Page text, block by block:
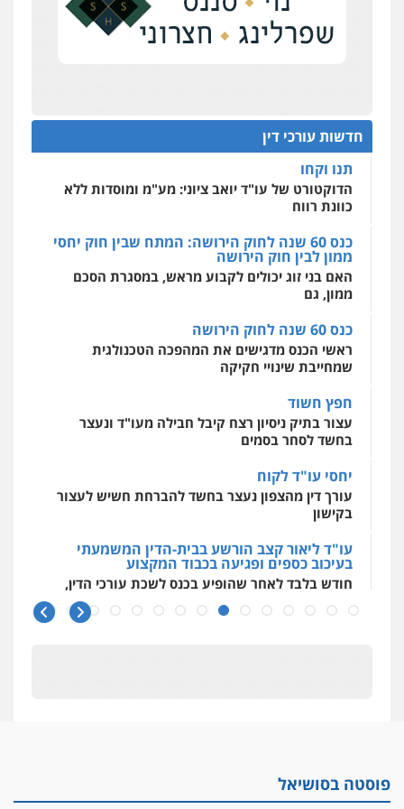
0504578527
אחסון אתרים
מקצועיים לעורכי דין
מרכז התחלה חדשה
אסירים עבירות מין שירותים מקצועיים
לעורכי דין
חדשות עורכי דין
על סדר היום
כנס תובענות ייצוגיות: "בעקבות ה-AI התפתח טרנד
להגנה על עסקים קטנים
תנו וקחו
הדוקטורט של עו"ד יואב ציוני: מע"מ ומוסדות ללא
כוונת רווח
כנס 60 שנה לחוק הירושה: המתח שבין חוק יחסי
ממון לבין חוק הירושה
האם בני זוג יכולים לקבוע מראש, במסגרת הסכם
ממון, גם
כנס 60 שנה לחוק הירושה
ראשי הכנס מדגישים את המהפכה הטכנולגית
שמחייבת שינויי חקיקה
חפץ חשוד
עצור בתיק ניסיון רצח קיבל חבילה מעו"ד ונעצר
בחשד לסחר בסמים
יחסי עו"ד לקוח
עורך דין מהצפון נעצר בחשד להברחת חשיש לעצור
בקישון
עו"ד ליאור קצב הורשע בבית-הדין המשמעתי
בעיכוב כספים ופגיעה בכבוד המקצוע
חודש בלבד לאחר שהופיע בכנס לשכת עורכי הדין,
אלה המינויים
הוועדה לבחירת שופטים בחרה 26 שופטים ורשמים
פוסטה בסושיאל